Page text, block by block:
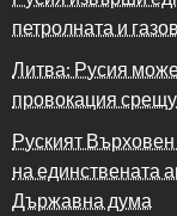
петролната и
Литва: Русия
провокация
Руският
на единствената
Държавна дума